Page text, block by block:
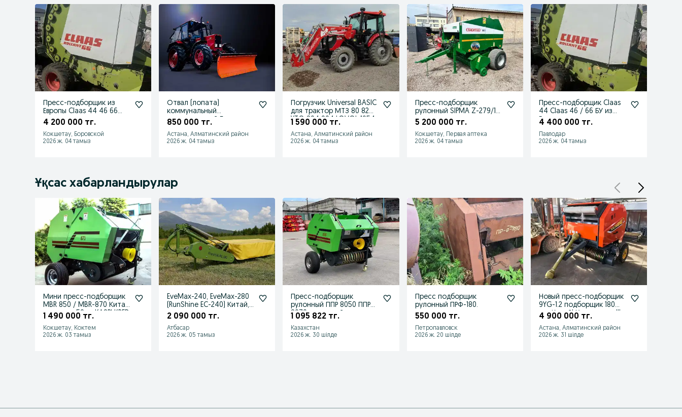
Пресс-подборщик из
Европы Claas 44 46 66
после капитального
4 200 000 тг.
Кокшетау, Боровской
2026 ж. 04 тамыз
Отвал (лопата)
коммунальный
универсальный Большая
850 000 тг.
Астана, Алматинский район
2026 ж. 04 тамыз
Погрузчик Universal BASIC
для трактор МТЗ 80 82
YTO 804 904 LOVOL 1054
1 590 000 тг.
Астана, Алматинский район
2026 ж. 04 тамыз
Пресс-подборщик
рулонный SIPMA Z-279/1 в
идеальном состоянии из
5 200 000 тг.
Кокшетау, Первая аптека
2026 ж. 04 тамыз
Пресс-подборщик Claas
44 Claas 46 / 66 БУ из
Европы после кап.
4 400 000 тг.
Павлодар
2026 ж. 04 тамыз
Ұқсас хабарландырулар
Мини пресс-подборщик
MBR 850 / MBR-870 Китай
рулон до 50 кг KASPI KRED
1 490 000 тг.
Кокшетау, Коктем
2026 ж. 03 тамыз
EveMax-240, EveMax-280
(RunShine EC-240) Китай,
аналог польского самаш
2 090 000 тг.
Атбасар
2026 ж. 05 тамыз
Пресс-подборщик
рулонный ППР 8050 ППР
8070 с кнопкой
1 095 822 тг.
Казахстан
2026 ж. 30 шілде
Пресс подборщик
рулонный ПРФ-180.
550 000 тг.
Петропавловск
2026 ж. 20 шілде
Новый пресс-подборщик
9YG-1.2 подборщик 180
см. Китай! Хит продаж!!!
4 900 000 тг.
Астана, Алматинский район
2026 ж. 31 шілде